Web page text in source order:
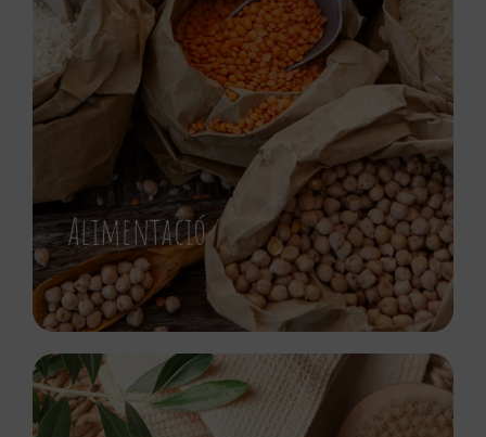
Alimentació